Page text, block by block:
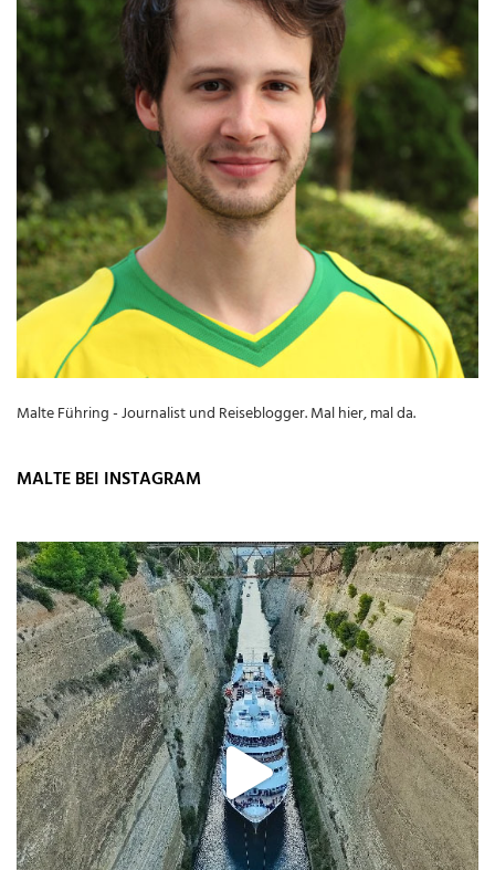
Malte Führing - Journalist und Reiseblogger. Mal hier, mal da.
MALTE BEI INSTAGRAM